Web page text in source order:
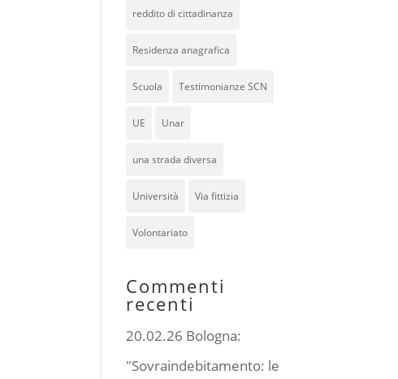
reddito di cittadinanza
Residenza anagrafica
Scuola Testimonianze SCN
UE Unar
una strada diversa
Università Via fittizia
Volontariato
Commenti
recenti
20.02.26 Bologna:
"Sovraindebitamento: le